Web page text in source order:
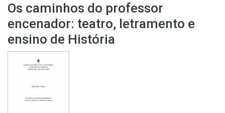
Os caminhos do professor
encenador: teatro, letramento e
ensino de História